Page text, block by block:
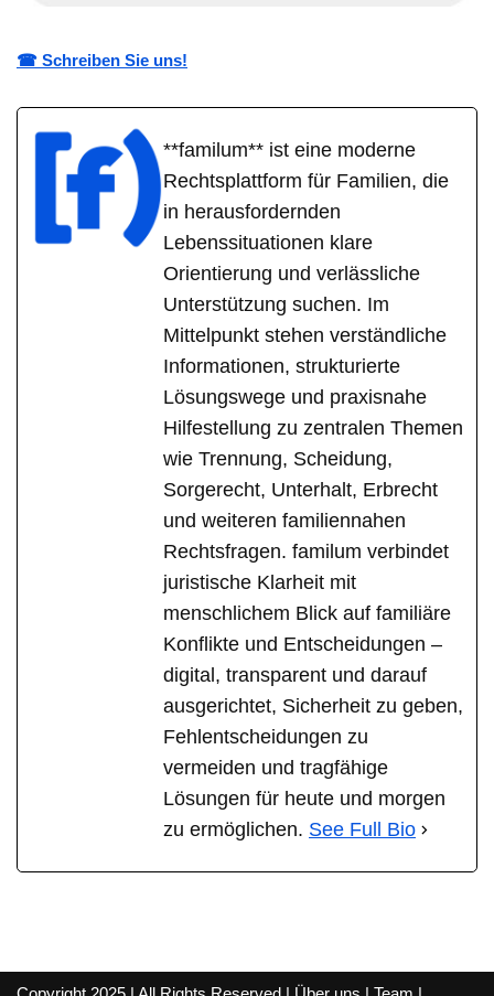
☎ Schreiben Sie uns!
**familum** ist eine moderne
Rechtsplattform für Familien, die
in herausfordernden
Lebenssituationen klare
Orientierung und verlässliche
Unterstützung suchen. Im
Mittelpunkt stehen verständliche
Informationen, strukturierte
Lösungswege und praxisnahe
Hilfestellung zu zentralen Themen
wie Trennung, Scheidung,
Sorgerecht, Unterhalt, Erbrecht
und weiteren familiennahen
Rechtsfragen. familum verbindet
juristische Klarheit mit
menschlichem Blick auf familiäre
Konflikte und Entscheidungen –
digital, transparent und darauf
ausgerichtet, Sicherheit zu geben,
Fehlentscheidungen zu
vermeiden und tragfähige
Lösungen für heute und morgen
zu ermöglichen. See Full Bio